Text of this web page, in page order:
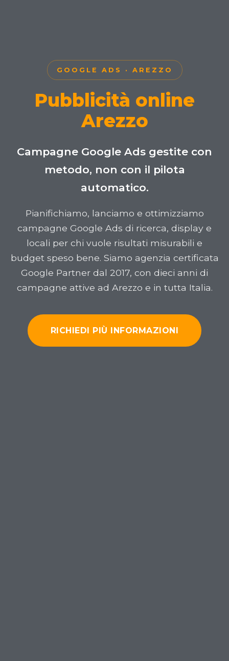
GOOGLE ADS · AREZZO
Pubblicità online
Arezzo
Campagne Google Ads gestite con
metodo, non con il pilota
automatico.
Pianifichiamo, lanciamo e ottimizziamo
campagne Google Ads di ricerca, display e
locali per chi vuole risultati misurabili e
budget speso bene. Siamo agenzia certificata
Google Partner dal 2017, con dieci anni di
campagne attive ad Arezzo e in tutta Italia.
RICHIEDI PIÙ INFORMAZIONI